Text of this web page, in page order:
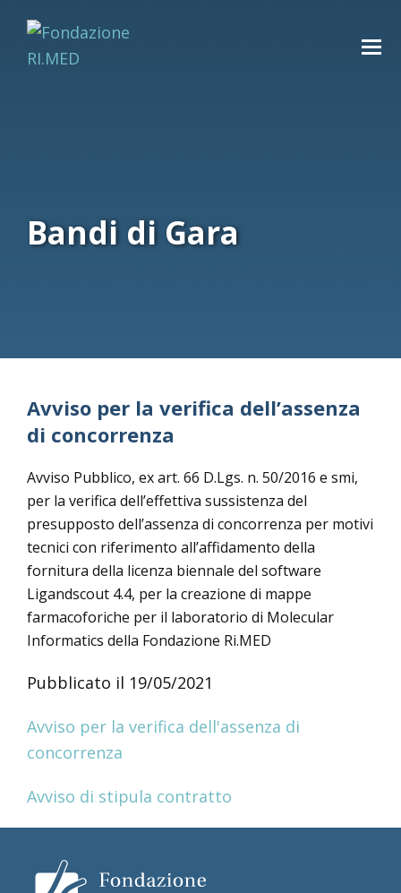
Bandi di Gara
Avviso per la verifica dell’assenza
di concorrenza
Avviso Pubblico, ex art. 66 D.Lgs. n. 50/2016 e smi,
per la verifica dell’effettiva sussistenza del
presupposto dell’assenza di concorrenza per motivi
tecnici con riferimento all’affidamento della
fornitura della licenza biennale del software
Ligandscout 4.4, per la creazione di mappe
farmacoforiche per il laboratorio di Molecular
Informatics della Fondazione Ri.MED
Pubblicato il 19/05/2021
Avviso per la verifica dell'assenza di
concorrenza
Avviso di stipula contratto